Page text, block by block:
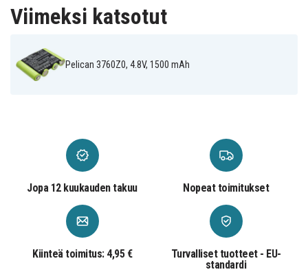
Pelican 3765
Right Angle
Light
Pelican 3765PL
Right Angle
Light
Viimeksi katsotut
Pelican 3760Z0, 4.8V, 1500 mAh
Jopa 12 kuukauden takuu Nopeat toimitukset
Kiinteä toimitus: 4,95 €
Turvalliset tuotteet - EU-
standardi